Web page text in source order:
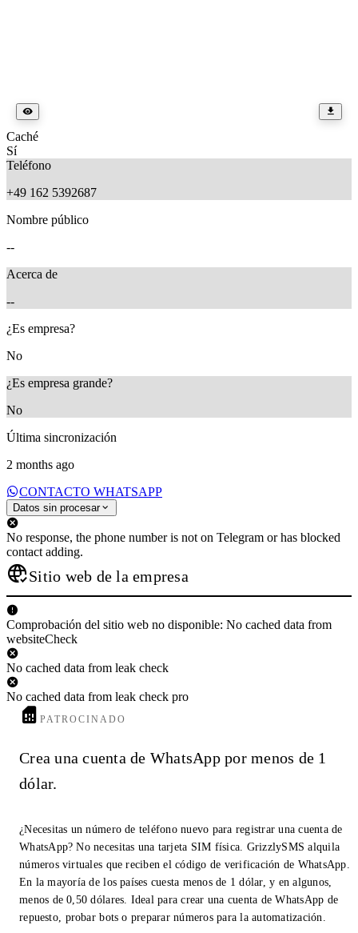
Caché
Sí
Teléfono
+49 162 5392687
Nombre público
--
Acerca de
--
¿Es empresa?
No
¿Es empresa grande?
No
Última sincronización
2 months ago
CONTACTO WHATSAPP
Datos sin procesar
No response, the phone number is not on Telegram or has blocked
contact adding.
Sitio web de la empresa
Comprobación del sitio web no disponible: No cached data from
websiteCheck
No cached data from leak check
No cached data from leak check pro
PATROCINADO
Crea una cuenta de WhatsApp por menos de 1
dólar.
¿Necesitas un número de teléfono nuevo para registrar una cuenta de
WhatsApp? No necesitas una tarjeta SIM física. GrizzlySMS alquila
números virtuales que reciben el código de verificación de WhatsApp.
En la mayoría de los países cuesta menos de 1 dólar, y en algunos,
menos de 0,50 dólares. Ideal para crear una cuenta de WhatsApp de
repuesto, probar bots o preparar números para la automatización.